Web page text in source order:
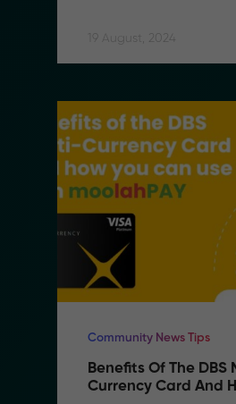
19 August, 2024
Community News Tips
Benefits Of The DBS
Currency Card And